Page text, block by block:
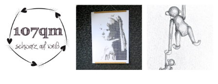
content